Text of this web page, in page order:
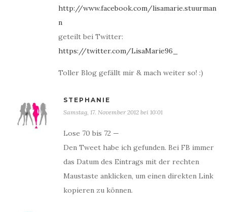
http://www.facebook.com/lisamarie.stuurman
n
geteilt bei Twitter:
https://twitter.com/LisaMarie96_
Toller Blog gefällt mir & mach weiter so! :)
STEPHANIE
Samstag, 17. November 2012 bei 10:01
Lose 70 bis 72 —
Den Tweet habe ich gefunden. Bei FB immer
das Datum des Eintrags mit der rechten
Maustaste anklicken, um einen direkten Link
kopieren zu können.